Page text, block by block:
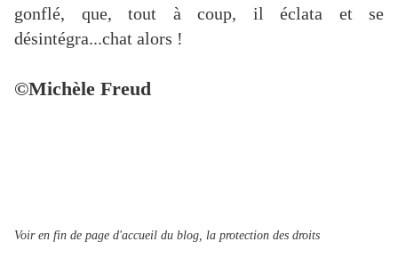
gonflé, que, tout à coup, il éclata et se
désintégra...chat alors !
©Michèle Freud
Voir en fin de page d'accueil du blog, la protection des droits